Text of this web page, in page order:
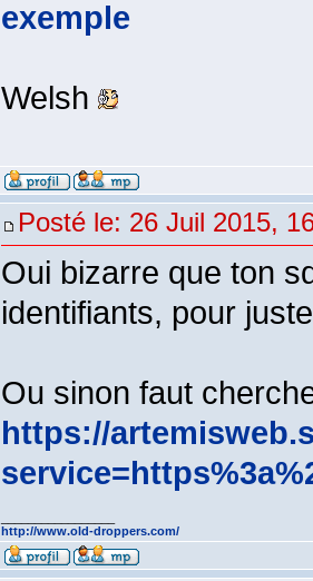
exemple
Welsh
Posté le: 26 Juil 2015,
Oui bizarre que ton
identifiants, pour
Ou sinon faut
https://
http://www.old-droppers.com/